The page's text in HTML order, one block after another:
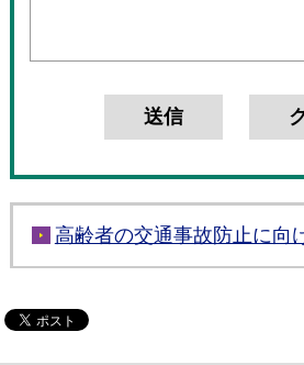
高齢者の交通事故防止に向